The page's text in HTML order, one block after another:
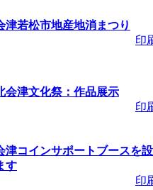
暑い！コ
ション 障
」 受付期
間：～
津若松市地産地消まつり
印
会津文化祭：作品展示
印
津コインサポートブースを設
す
印